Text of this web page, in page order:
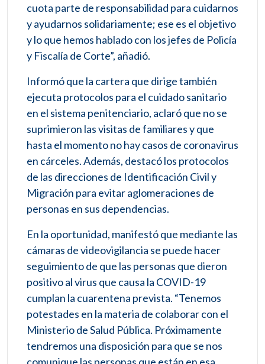
cuota parte de responsabilidad para cuidarnos
y ayudarnos solidariamente; ese es el objetivo
y lo que hemos hablado con los jefes de Policía
y Fiscalía de Corte”, añadió.
Informó que la cartera que dirige también
ejecuta protocolos para el cuidado sanitario
en el sistema penitenciario, aclaró que no se
suprimieron las visitas de familiares y que
hasta el momento no hay casos de coronavirus
en cárceles. Además, destacó los protocolos
de las direcciones de Identificación Civil y
Migración para evitar aglomeraciones de
personas en sus dependencias.
En la oportunidad, manifestó que mediante las
cámaras de videovigilancia se puede hacer
seguimiento de que las personas que dieron
positivo al virus que causa la COVID-19
cumplan la cuarentena prevista. “Tenemos
potestades en la materia de colaborar con el
Ministerio de Salud Pública. Próximamente
tendremos una disposición para que se nos
comunique las personas que están en esa